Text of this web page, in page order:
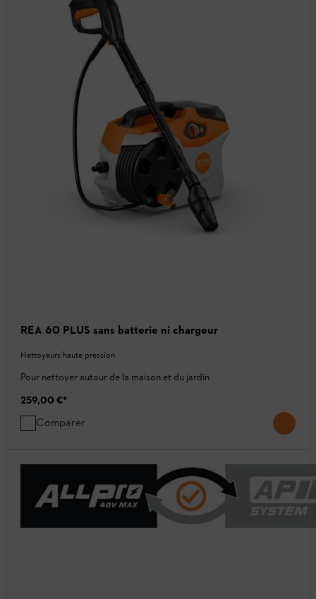
REA 60 PLUS sans batterie ni chargeur
Nettoyeurs haute pression
Pour nettoyer autour de la maison et du jardin
259,00 €*
Comparer